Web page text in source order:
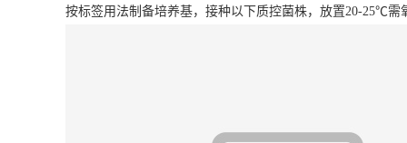
按标签用法制备培养基，接种以下质控菌株，放置20-25℃需